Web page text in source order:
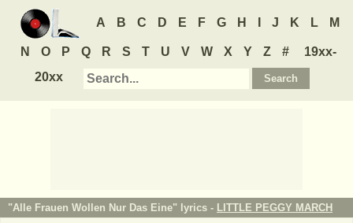
A B C D E F G H J K L M
N O P Q R S T U V W X Y Z #
19xx-
20xx
"Alle Frauen Wollen Nur Das Eine" lyrics - LITTLE PEGGY MARCH